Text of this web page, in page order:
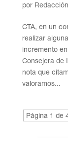
por Redacción
CTA, en un
realizar
incremento
Consejera de
nota que
valoramos...
Página 1 de